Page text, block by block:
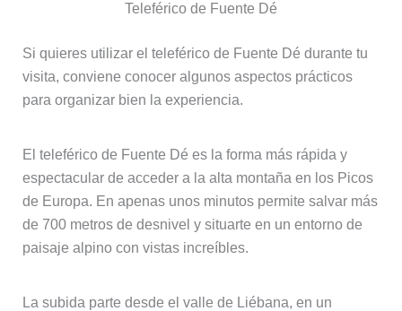
Teleférico de Fuente Dé
Si quieres utilizar el teleférico de Fuente Dé durante tu
visita, conviene conocer algunos aspectos prácticos
para organizar bien la experiencia.
El teleférico de Fuente Dé es la forma más rápida y
espectacular de acceder a la alta montaña en los Picos
de Europa. En apenas unos minutos permite salvar más
de 700 metros de desnivel y situarte en un entorno de
paisaje alpino con vistas increíbles.
La subida parte desde el valle de Liébana, en un